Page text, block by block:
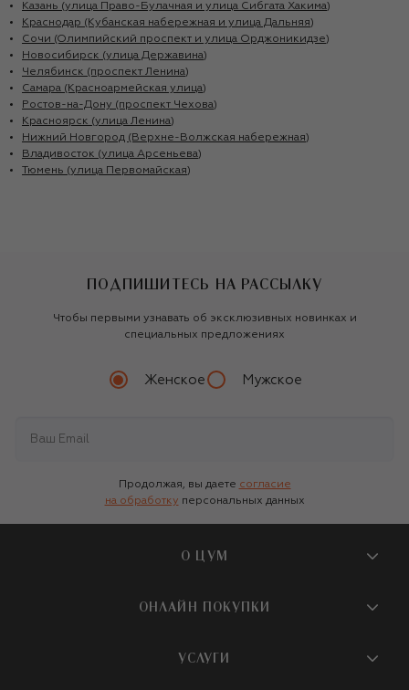
Казань (улица Право-Булачная и улица Сибгата Хакима)
Краснодар (Кубанская набережная и улица Дальняя)
Сочи (Олимпийский проспект и улица Орджоникидзе)
Новосибирск (улица Державина)
Челябинск (проспект Ленина)
Самара (Красноармейская улица)
Ростов-на-Дону (проспект Чехова)
Красноярск (улица Ленина)
Нижний Новгород (Верхне-Волжская набережная)
Владивосток (улица Арсеньева)
Тюмень (улица Первомайская)
ПОДПИШИТЕСЬ НА РАССЫЛКУ
Чтобы первыми узнавать об эксклюзивных новинках и
специальных предложениях
Женское Мужское
Продолжая, вы даете согласие
на обработку персональных данных
О ЦУМ
О магазине
Бутики и ПВЗ ЦУМ
ОНЛАЙН ПОКУПКИ
УСЛУГИ